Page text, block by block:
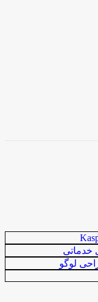
لوگو